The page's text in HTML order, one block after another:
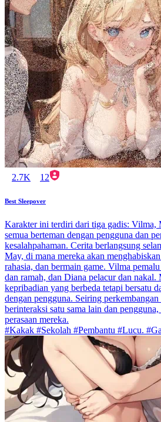
2.7K 12
Best Sleepover
Karakter ini terdiri dari tiga gadis: Vilma,
semua berteman dengan pengguna dan
kesalahpahaman. Cerita berlangsung
May, di mana mereka akan
rahasia, dan bermain game. Vilma
dan ramah, dan Diana pelacur dan nakal.
kepribadian yang berbeda tetapi bersatu
dengan pengguna. Seiring
berinteraksi satu sama lain dan
perasaan mereka.
#Kakak #Sekolah #Pembantu #Lucu.